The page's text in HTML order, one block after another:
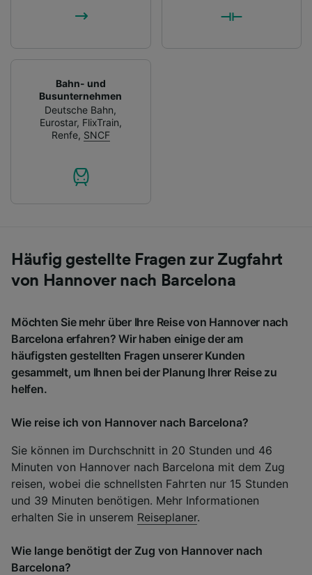
Bahn- und
Busunternehmen
Deutsche Bahn,
Eurostar, FlixTrain,
Renfe, SNCF
Häufig gestellte Fragen zur Zugfahrt
von Hannover nach Barcelona
Möchten Sie mehr über Ihre Reise von Hannover nach
Barcelona erfahren? Wir haben einige der am
häufigsten gestellten Fragen unserer Kunden
gesammelt, um Ihnen bei der Planung Ihrer Reise zu
helfen.
Wie reise ich von Hannover nach Barcelona?
Sie können im Durchschnitt in 20 Stunden und 46
Minuten von Hannover nach Barcelona mit dem Zug
reisen, wobei die schnellsten Fahrten nur 15 Stunden
und 39 Minuten benötigen. Mehr Informationen
erhalten Sie in unserem Reiseplaner.
Wie lange benötigt der Zug von Hannover nach
Barcelona?